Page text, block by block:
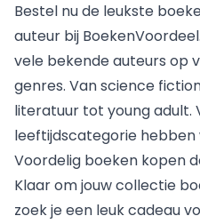
Bestel nu de leukste
auteur bij
vele bekende auteurs op
genres. Van science
literatuur tot young adult.
leeftijdscategorie hebben
Voordelig boeken kopen
Klaar om jouw collectie
zoek je een leuk cadeau